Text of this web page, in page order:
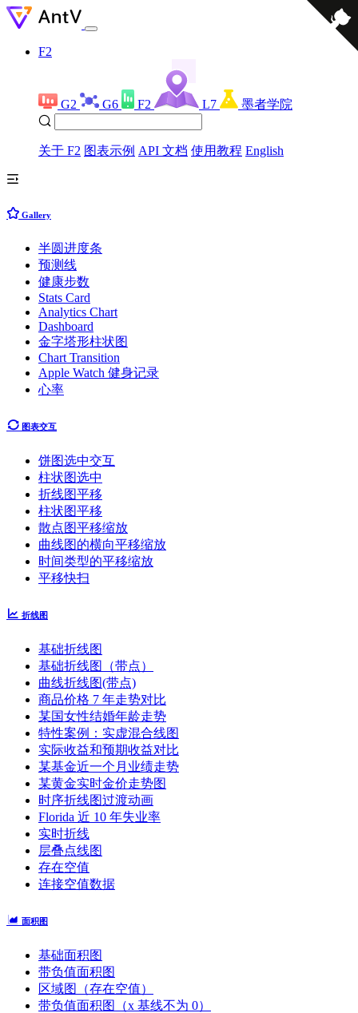
F2
G2 G6 F2 L7 墨者学院
关于 F2 图表示例 API 文档 使用教程 English
Gallery
半圆进度条
预测线
健康步数
Stats Card
Analytics Chart
Dashboard
金字塔形柱状图
Chart Transition
Apple Watch 健身记录
心率
图表交互
饼图选中交互
柱状图选中
折线图平移
柱状图平移
散点图平移缩放
曲线图的横向平移缩放
时间类型的平移缩放
平移快扫
折线图
基础折线图
基础折线图（带点）
曲线折线图(带点)
商品价格 7 年走势对比
某国女性结婚年龄走势
特性案例：实虚混合线图
实际收益和预期收益对比
某基金近一个月业绩走势
某黄金实时金价走势图
时序折线图过渡动画
Florida 近 10 年失业率
实时折线
层叠点线图
存在空值
连接空值数据
面积图
基础面积图
带负值面积图
区域图（存在空值）
带负值面积图（x 基线不为 0）